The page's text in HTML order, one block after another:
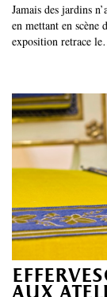
Jamais des jardins
en mettant en
exposition retrace